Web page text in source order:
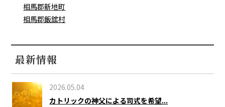
相馬郡新地町
相馬郡飯舘村
最新情報
2026.05.04
カトリックの神父による司式を希望...